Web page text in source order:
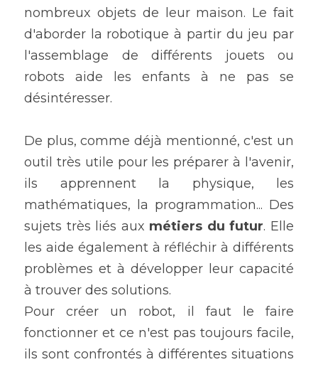
nombreux objets de leur maison. Le fait
d'aborder la robotique à partir du jeu par
l'assemblage de différents jouets ou
robots aide les enfants à ne pas se
désintéresser.
De plus, comme déjà mentionné, c'est un
outil très utile pour les préparer à l'avenir,
ils apprennent la physique, les
mathématiques, la programmation... Des
sujets très liés aux métiers du futur. Elle
les aide également à réfléchir à différents
problèmes et à développer leur capacité
à trouver des solutions.
Pour créer un robot, il faut le faire
fonctionner et ce n'est pas toujours facile,
ils sont confrontés à différentes situations